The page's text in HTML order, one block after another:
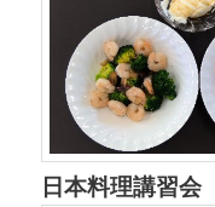
日本料理講習会